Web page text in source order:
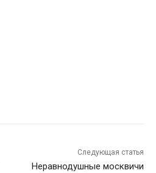
Следующая статья
Неравнодушные москвичи